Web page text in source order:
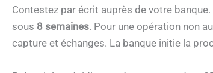
Contestez par écrit auprès de votre
sous 8 semaines. Pour une opération non
capture et échanges. La banque initie la